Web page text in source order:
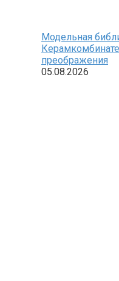
Модельная
преображения
05.08.2026